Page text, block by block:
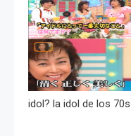
idol? la idol de los